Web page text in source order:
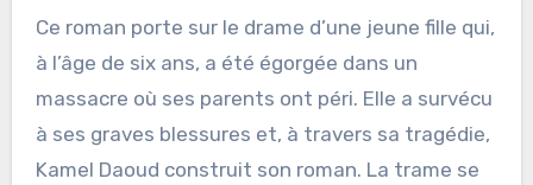
Ce roman porte sur le drame d’une jeune fille qui,
à l’âge de six ans, a été égorgée dans un
massacre où ses parents ont péri. Elle a survécu
à ses graves blessures et, à travers sa tragédie,
Kamel Daoud construit son roman. La trame se